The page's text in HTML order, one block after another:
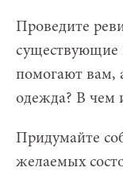
Проведите
существующие
помогают вам,
одежда? В чем
Придумайте
желаемых